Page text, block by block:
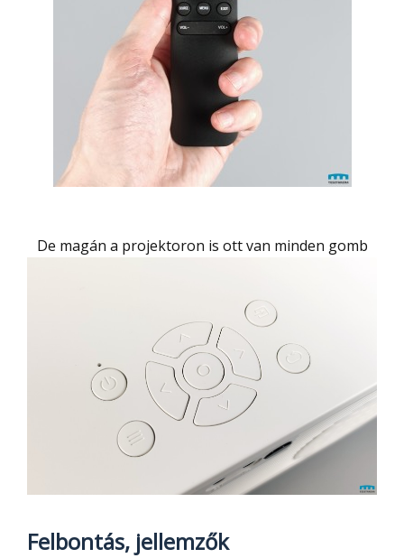
De magán a projektoron is ott van minden gomb
Felbontás, jellemzők